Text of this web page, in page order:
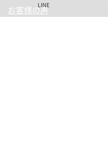
LINE
お客様の声